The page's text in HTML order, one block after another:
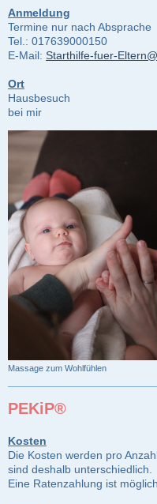
Anmeldung
Termine nur nach Absprache
Tel.: 017639000150
E-Mail: Starthilfe-fuer-
Ort
Hausbesuch
bei mir
Massage zum Wohlfühlen
PEKiP®
Kosten
Die Kosten werden pro
sind deshalb unterschiedlich.
Eine Ratenzahlung ist möglich